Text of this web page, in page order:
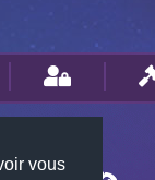
vous